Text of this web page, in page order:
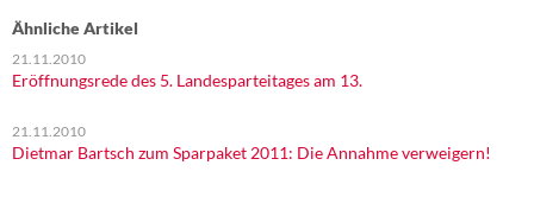
Ähnliche Artikel
21.11.2010
Eröffnungsrede des 5. Landesparteitages am 13.
21.11.2010
Dietmar Bartsch zum Sparpaket 2011: Die Annahme verweigern!